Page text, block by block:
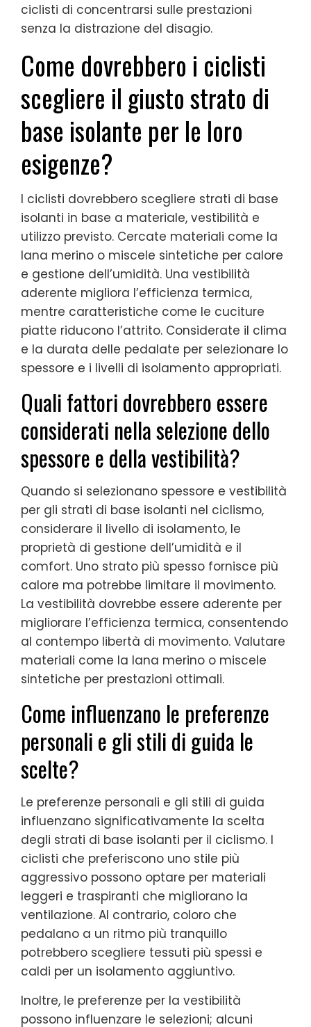
ciclisti di concentrarsi sulle prestazioni
senza la distrazione del disagio.
Come dovrebbero i ciclisti
scegliere il giusto strato di
base isolante per le loro
esigenze?
I ciclisti dovrebbero scegliere strati di base
isolanti in base a materiale, vestibilità e
utilizzo previsto. Cercate materiali come la
lana merino o miscele sintetiche per calore
e gestione dell’umidità. Una vestibilità
aderente migliora l’efficienza termica,
mentre caratteristiche come le cuciture
piatte riducono l’attrito. Considerate il clima
e la durata delle pedalate per selezionare lo
spessore e i livelli di isolamento appropriati.
Quali fattori dovrebbero essere
considerati nella selezione dello
spessore e della vestibilità?
Quando si selezionano spessore e vestibilità
per gli strati di base isolanti nel ciclismo,
considerare il livello di isolamento, le
proprietà di gestione dell’umidità e il
comfort. Uno strato più spesso fornisce più
calore ma potrebbe limitare il movimento.
La vestibilità dovrebbe essere aderente per
migliorare l’efficienza termica, consentendo
al contempo libertà di movimento. Valutare
materiali come la lana merino o miscele
sintetiche per prestazioni ottimali.
Come influenzano le preferenze
personali e gli stili di guida le
scelte?
Le preferenze personali e gli stili di guida
influenzano significativamente la scelta
degli strati di base isolanti per il ciclismo. I
ciclisti che preferiscono uno stile più
aggressivo possono optare per materiali
leggeri e traspiranti che migliorano la
ventilazione. Al contrario, coloro che
pedalano a un ritmo più tranquillo
potrebbero scegliere tessuti più spessi e
caldi per un isolamento aggiuntivo.
Inoltre, le preferenze per la vestibilità
possono influenzare le selezioni; alcuni